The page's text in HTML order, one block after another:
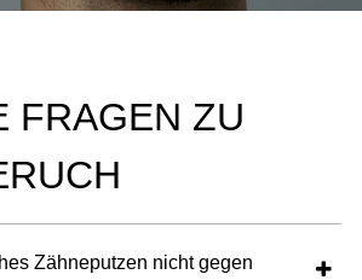
FRAGEN ZU
Zähneputzen nicht gegen